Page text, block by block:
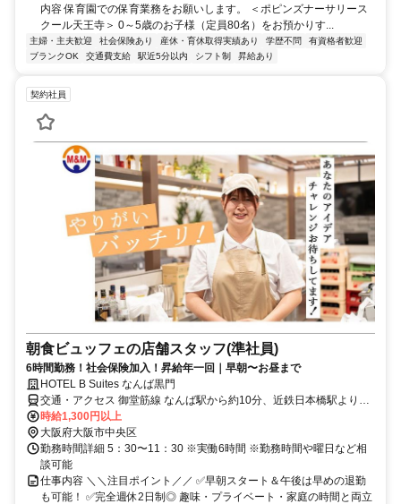
内容 保育園での保育業務をお願いします。 ＜ポピンズナーサリース
クール天王寺＞ 0～5歳のお子様（定員80名）をお預かりす...
主婦・主夫歓迎 社会保険あり 産休・育休取得実績あり 学歴不問
有資格者歓迎
ブランクOK
交通費支給 駅近5分以内 シフト制 昇給あり
契約社員
朝食ビュッフェの店舗スタッフ(準社員)
6時間勤務！社会保険加入！昇給年一回｜早朝〜お昼まで
HOTEL B Suites なんば黒門
交通・アクセス 御堂筋線 なんば駅から約10分、近鉄日本橋駅より徒
歩8分
時給1,300円以上
大阪府大阪市中央区
勤務時間詳細 5：30〜11：30 ※実働6時間 ※勤務時間や曜日など相
談可能
仕事内容 ＼＼注目ポイント／／ ✅早朝スタート＆午後は早めの退勤
も可能！ ✅完全週休2日制◎ 趣味・プライベート・家庭の時間と両立